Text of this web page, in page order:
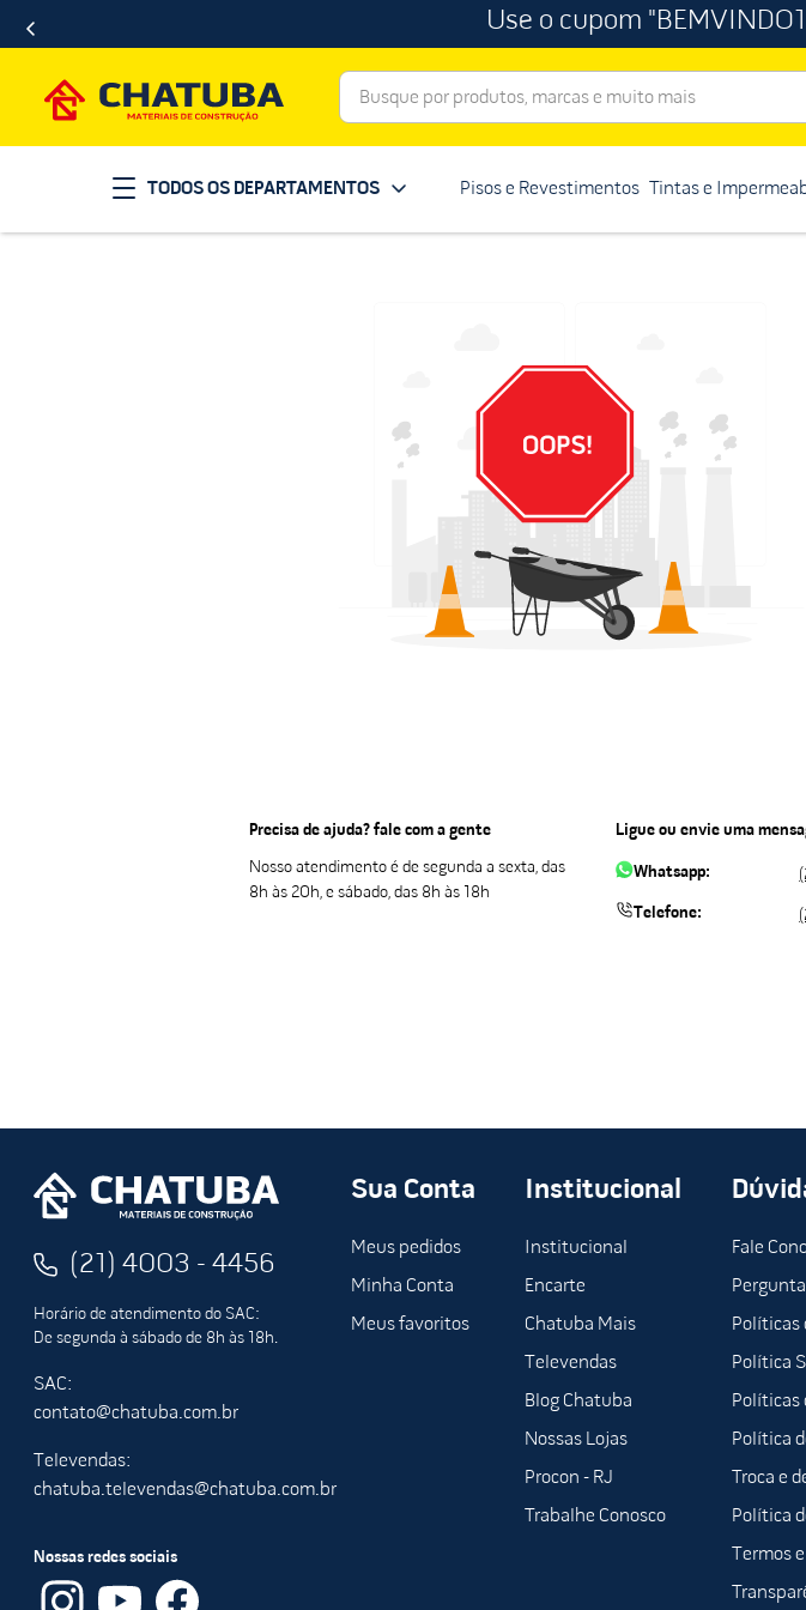
Use o cupom
Busque por produtos, marcas e muito mais
TODOS OS DEPARTAMENTOS Pisos e Revestimentos Tintas e
Precisa de ajuda? fale com a gente
Nosso atendimento é de segunda a sexta, das
8h às 20h, e sábado, das 8h às 18h
Ligue ou envie uma
Whatsapp:
Telefone:
(21) 4003 - 4456
Horário de atendimento do SAC:
De segunda à sábado de 8h às 18h.
SAC:
contato@chatuba.com.br
Televendas:
chatuba.televendas@chatuba.com.br
Nossas redes sociais
Sua Conta
Meus pedidos
Minha Conta
Meus favoritos
Institucional
Institucional
Encarte
Chatuba Mais
Televendas
Blog Chatuba
Nossas Lojas
Procon - RJ
Trabalhe Conosco
Fale
Políticas
Política
Políticas
Política
Troca e
Política
Termos
1 º porcelanato
2º telha
massa corrida
chuveiro
vaso sanitário
porta alumínio